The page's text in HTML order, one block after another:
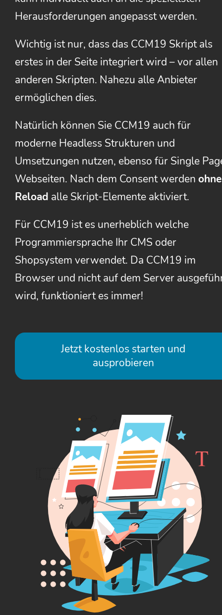
Herausforderungen angepasst werden.
Wichtig ist nur, dass das CCM19 Skript als
erstes in der Seite integriert wird – vor allen
anderen Skripten. Nahezu alle Anbieter
ermöglichen dies.
Natürlich können Sie CCM19 auch für
moderne Headless Strukturen und
Umsetzungen nutzen, ebenso für Single
Webseiten. Nach dem Consent werden ohne
Reload alle Skript-Elemente aktiviert.
Für CCM19 ist es unerheblich welche
Programmiersprache Ihr CMS oder
Shopsystem verwendet. Da CCM19 im
Browser und nicht auf dem Server
wird, funktioniert es immer!
Jetzt kostenlos starten und
ausprobieren